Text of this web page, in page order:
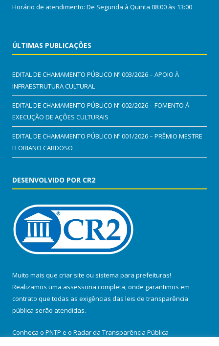
Horário de atendimento: De Segunda à Quinta 08:00 às 13:00
ÚLTIMAS PUBLICAÇÕES
EDITAL DE CHAMAMENTO PÚBLICO Nº 003/2026 – APOIO À
INFRAESTRUTURA CULTURAL
EDITAL DE CHAMAMENTO PÚBLICO Nº 002/2026 – FOMENTO À
EXECUÇÃO DE AÇÕES CULTURAIS
EDITAL DE CHAMAMENTO PÚBLICO Nº 001/2026 – PRÊMIO MESTRE
FLORIANO CARDOSO
DESENVOLVIDO POR CR2
Muito mais que criar site ou sistema para prefeituras!
Realizamos uma assessoria completa, onde garantimos em
contrato que todas as exigências das leis de transparência
pública serão atendidas.
Conheça o PNTP e o Radar da Transparência Pública